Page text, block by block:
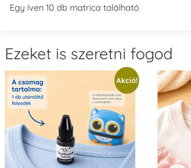
Egy íven 10 db matrica található
Ezeket is szeretni fogod
Akció!